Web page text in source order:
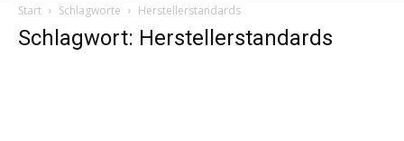
Start Schlagworte Herstellerstandards
Schlagwort: Herstellerstandards